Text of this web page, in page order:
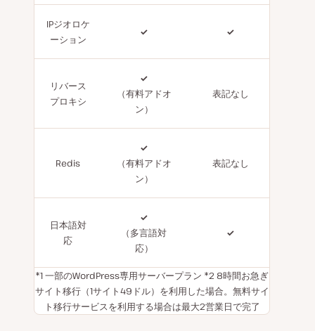
IPジオロケ
ーション
✓ ✓
リバース
プロキシ
✓
（有料アドオ
ン）
表記なし
Redis
✓
（有料アドオ
ン）
表記なし
日本語対
応
✓
（多言語対
応）
✓
*1 一部のWordPress専用サーバープラン *2 8時間お急ぎ
サイト移行（1サイト49ドル）を利用した場合。無料サイ
ト移行サービスを利用する場合は最大2営業日で完了